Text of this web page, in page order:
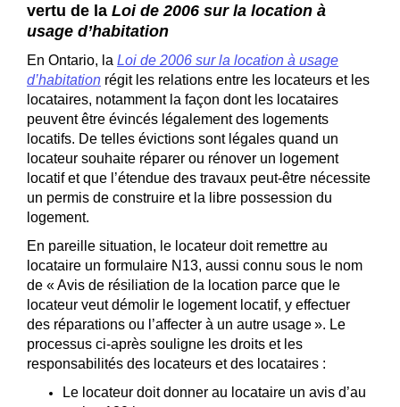
vertu de la Loi de 2006 sur la location à
usage d’habitation
En Ontario, la Loi de 2006 sur la location à usage
d’habitation(Liens externes)
régit les relations entre les locateurs et les
locataires, notamment la façon dont les locataires
peuvent être évincés légalement des logements
locatifs. De telles évictions sont légales quand un
locateur souhaite réparer ou rénover un logement
locatif et que l’étendue des travaux peut-être nécessite
un permis de construire et la libre possession du
logement.
En pareille situation, le locateur doit remettre au
locataire un formulaire N13, aussi connu sous le nom
de « Avis de résiliation de la location parce que le
locateur veut démolir le logement locatif, y effectuer
des réparations ou l’affecter à un autre usage ». Le
processus ci-après souligne les droits et les
responsabilités des locateurs et des locataires :
Le locateur doit donner au locataire un avis d’au